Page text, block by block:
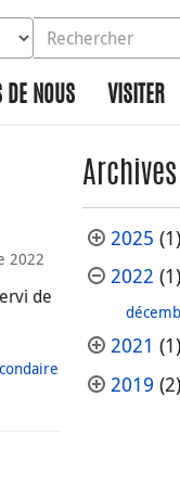
la base de données
le site
DE NOUS VISITER
2022
de
Archives
2025 (1)
2022 (1)
2021 (1)
2019 (2)